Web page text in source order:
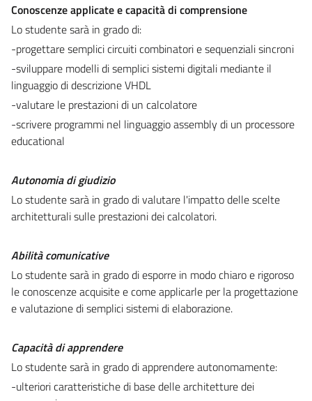
Conoscenze applicate e capacità di comprensione
Lo studente sarà in grado di:
-progettare semplici circuiti combinatori e sequenziali sincroni
-sviluppare modelli di semplici sistemi digitali mediante il
linguaggio di descrizione VHDL
-valutare le prestazioni di un calcolatore
-scrivere programmi nel linguaggio assembly di un processore
educational
Autonomia di giudizio
Lo studente sarà in grado di valutare l'impatto delle scelte
architetturali sulle prestazioni dei calcolatori.
Abilità comunicative
Lo studente sarà in grado di esporre in modo chiaro e rigoroso
le conoscenze acquisite e come applicarle per la progettazione
e valutazione di semplici sistemi di elaborazione.
Capacità di apprendere
Lo studente sarà in grado di apprendere autonomamente:
-ulteriori caratteristiche di base delle architetture dei